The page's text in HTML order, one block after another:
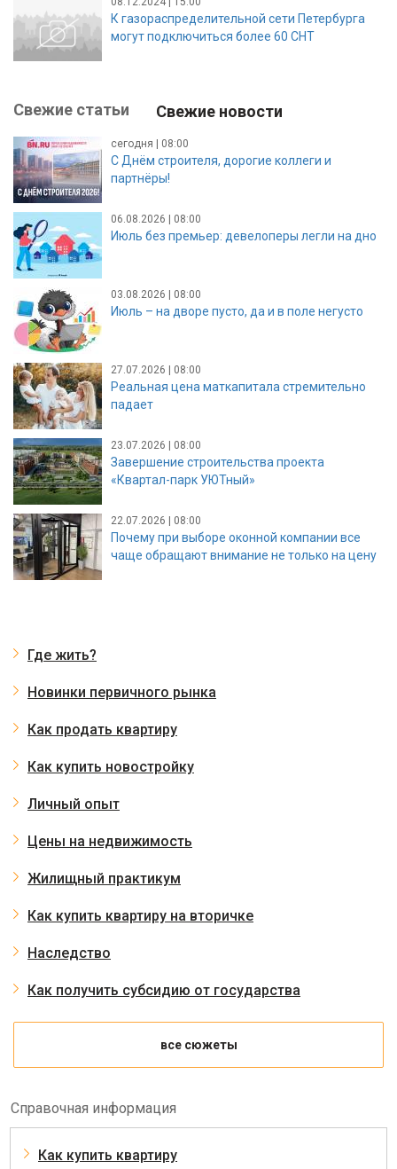
К газораспределительной сети Петербурга
могут подключиться более 60 СНТ
Свежие статьи Свежие новости
сегодня | 08:00
С Днём строителя, дорогие коллеги и
партнёры!
06.08.2026 | 08:00
Июль без премьер: девелоперы легли на дно
03.08.2026 | 08:00
Июль – на дворе пусто, да и в поле негусто
27.07.2026 | 08:00
Реальная цена маткапитала стремительно
падает
23.07.2026 | 08:00
Завершение строительства проекта
«Квартал-парк УЮТный»
22.07.2026 | 08:00
Почему при выборе оконной компании все
чаще обращают внимание не только на цену
Где жить?
Новинки первичного рынка
Как продать квартиру
Как купить новостройку
Личный опыт
Цены на недвижимость
Жилищный практикум
Как купить квартиру на вторичке
Наследство
Как получить субсидию от государства
все сюжеты
Справочная информация
Как купить квартиру